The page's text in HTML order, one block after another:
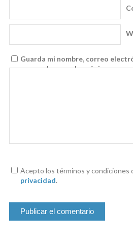
Guarda mi nombre, correo
navegador para la próxima vez
Acepto los términos y condiciones
privacidad.